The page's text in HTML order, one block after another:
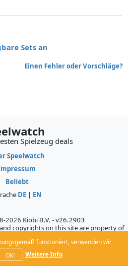
Sets an
Einen Fehler oder Vorschläge?
funktioniert, verwenden wir
OK! Weitere Info
Spielzeug deals
Speelwatch
Beliebt
DE| EN
2026 Kiobi B.V. - v26.2903
copyrights on this site are property of
not sponsor, authorize, or endorse this
site.